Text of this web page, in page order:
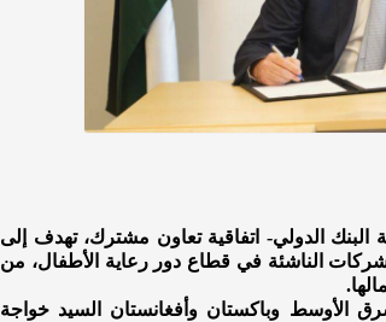
الدولي- اتفاقية تعاون مشترك، تهدف إلى
الناشئة في قطاع دور رعاية الأطفال، من
الأوسط وباكستان وأفغانستان السيد خواجة